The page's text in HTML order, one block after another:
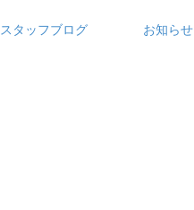
スタッフブログ お知らせ